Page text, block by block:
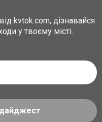
kvtok.com, дізнавайся
у твоєму місті.
дайджест